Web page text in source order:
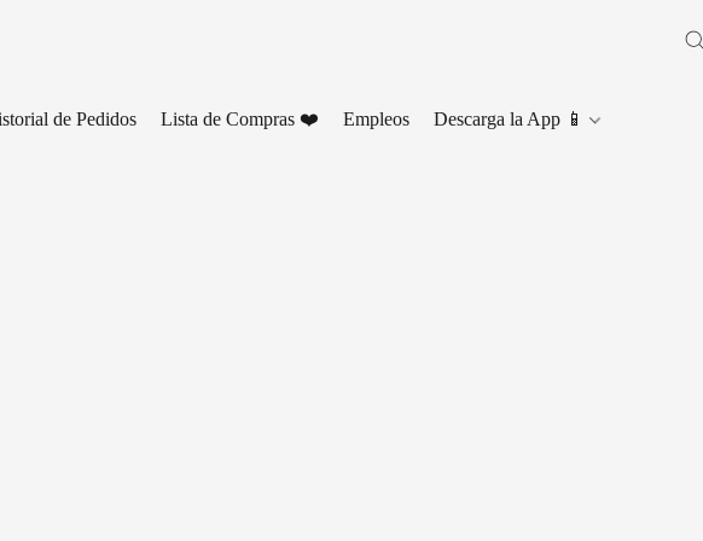
de Pedidos Lista de Compras ❤️ Empleos Descarga la App 📱